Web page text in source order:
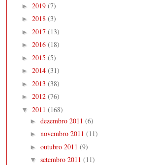
► 2019 (7)
► 2018 (3)
► 2017 (13)
► 2016 (18)
► 2015 (5)
► 2014 (31)
► 2013 (38)
► 2012 (76)
▼ 2011 (168)
► dezembro 2011 (6)
► novembro 2011 (11)
► outubro 2011 (9)
▼ setembro 2011 (11)